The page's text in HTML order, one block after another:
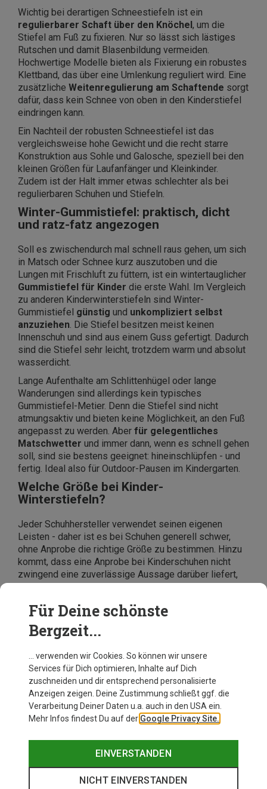
Wichtig bei derartigen Schneestiefeln ist ein
regulierbarer Schaft über den Knöchel, um die
Stiefel am Fuß zu fixieren. Nur so lässt sich lästiges
Rutschen und damit Blasenbildung vermeiden.
Hochwertige Modelle bieten als Fixierung ein robustes
Klettband, das über eine Umlenkung reguliert wird. Eine
zusätzliche Weitenregulierung am Schaftende sorgt
dafür, dass kein Schnee von oben in den Kinderstiefel
eindringen kann.
Ein Nachteil der robusten Schneestiefel ist das
vergleichsweise hohe Gewicht und die recht starre
Konstruktion aus Sohle und Galosche, speziell bei den
kleinen Größen für Laufanfänger und Kleinkinder.
Zudem ist der Halt immer etwas schlechter als bei
regulierbaren Schuhen und Stiefeln.
Winter-Gummistiefel: praktisch, dicht
und ratz-fatz angezogen
Soll es zwischendurch mal schnell raus gehen, um sich
in Matsch oder Schnee kurz auszutoben und die
Lungen mit Frischluft zu füttern, ist ein wintertauglicher
Gummistiefel für Kinder die erste Wahl. Im Vergleich
zu anderen Kinderwinterstiefeln sind Winter-
Gummistiefel günstig und unkompliziert selbst
anzuziehen. Die Stiefel besitzen meist keinen
Innenschuh und sind aus einem Guss gefertigt. Dadurch
sind die Stiefel sehr leicht, trotzdem warm und absolut
wasserdicht.
Lange Aufenthalte am Schlittenhügel oder lange
Wanderungen sind allerdings kein typisches
Gummistiefel-Metier. Denn die Stiefel sind nicht
atmungsaktiv und bieten keine Möglichkeit, an den Fuß
angepasst zu werden. Aber für gelegentliches
Matschwetter und immer dann, wenn es schnell gehen
soll, sind sie bestens geeignet: hineinschlüpfen - und
fertig. Ideal also für Outdoor-Pausen im Kindergarten.
Welche Größe bei Kinder-
Winterstiefeln?
Jeder Schuhhersteller verwendet seinen eigenen
Leisten - daher ist es bei Schuhen generell schwer,
ohne Anprobe die richtige Größe zu bestimmen. Hinzu
kommt, dass eine Anprobe bei Kinderschuhen nicht
zwingend eine zuverlässige Aussage darüber liefert,
ob ein Schuh tatsächlich passt oder nicht.
Den besten Anhaltspunkt liefern daher nachgemessene
Werte: die Fußlänge und die Innenlänge des Schuhs.
Bei Kinderwinterstiefeln sollte die Innenlänge 1,5
Zentimeter größer als die Fußlänge sein.
Für Deine schönste
Bergzeit...
… verwenden wir Cookies. So können wir unsere
Services für Dich optimieren, Inhalte auf Dich
zuschneiden und dir entsprechend personalisierte
Anzeigen zeigen. Deine Zustimmung schließt ggf. die
Verarbeitung Deiner Daten u.a. auch in den USA ein.
Mehr Infos findest Du auf der Google Privacy Site.
EINVERSTANDEN
NICHT EINVERSTANDEN